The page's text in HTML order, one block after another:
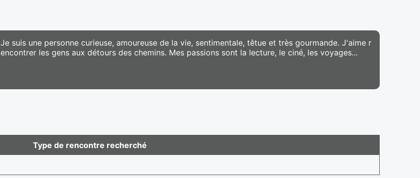
Je suis une personne curieuse, amoureuse de la vie, sentimentale, têtue et très gourmande. J'aime r
encontrer les gens aux détours des chemins. Mes passions sont la lecture, le ciné, les voyages...
Type de rencontre recherché